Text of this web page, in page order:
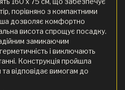
порівняно з компактними
дозволяє комфортно
висота спрощує посадку.
замикаючим
і виключають
Конструкція пройшла
відповідає вимогам до